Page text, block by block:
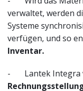
verwaltet, werden
Systeme
verfügen, und so
Inventar.
- Lantek Integra